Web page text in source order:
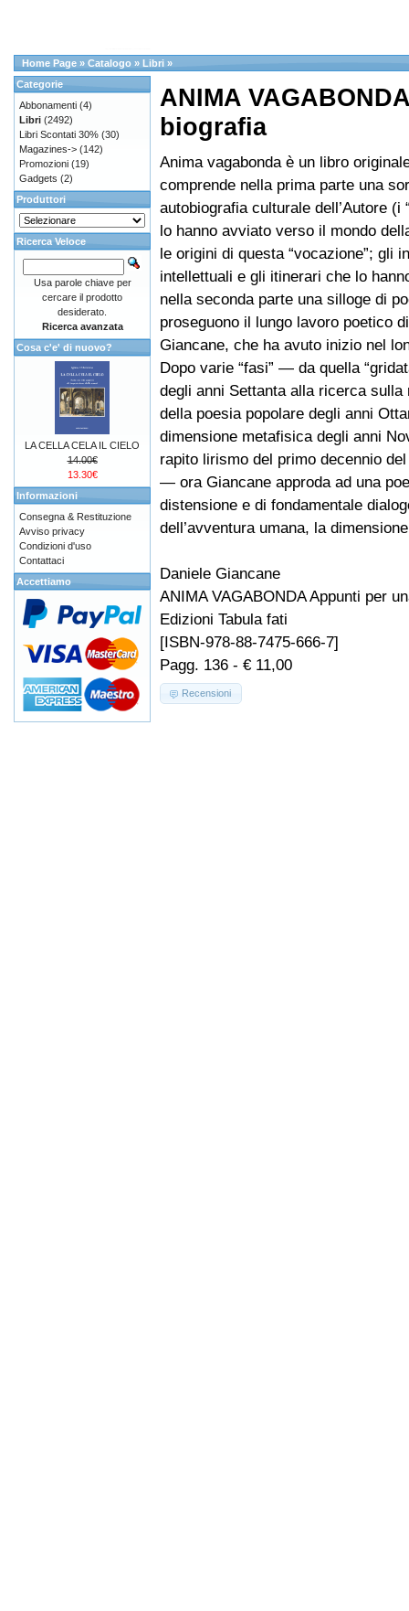
Home Page » Catalogo » Libri »
ANIMA
biografia
Anima vagabonda è un libro
comprende nella prima parte una
autobiografia culturale dell’Autore (i
lo hanno avviato verso il mondo
le origini di questa “vocazione”; gli
intellettuali e gli itinerari che lo
nella seconda parte una silloge di
proseguono il lungo lavoro poetico
Giancane, che ha avuto inizio nel
Dopo varie “fasi” — da quella
degli anni Settanta alla ricerca sulla
della poesia popolare degli anni
dimensione metafisica degli anni
rapito lirismo del primo decennio
— ora Giancane approda ad una
distensione e di fondamentale
dell’avventura umana, la
Daniele Giancane
ANIMA VAGABONDA Appunti per
Edizioni Tabula fati
[ISBN-978-88-7475-666-7]
Pagg. 136 - € 11,00
Recensioni
Categorie
Abbonamenti (4)
Libri (2492)
Libri Scontati 30% (30)
Magazines-> (142)
Promozioni (19)
Gadgets (2)
Produttori
Ricerca Veloce
Usa parole chiave per
cercare il prodotto
desiderato.
Ricerca avanzata
Cosa c'e' di nuovo?
LA CELLA CELA IL CIELO
14.00€
13.30€
Informazioni
Consegna & Restituzione
Avviso privacy
Condizioni d'uso
Contattaci
Accettiamo